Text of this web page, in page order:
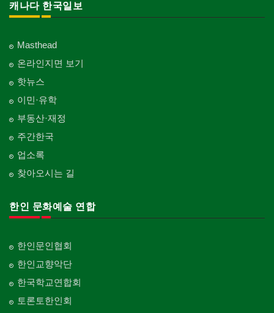
캐나다 한국일보
Masthead
온라인지면 보기
핫뉴스
이민·유학
부동산·재정
주간한국
업소록
찾아오시는 길
한인 문화예술 연합
한인문인협회
한인교향악단
한국학교연합회
토론토한인회